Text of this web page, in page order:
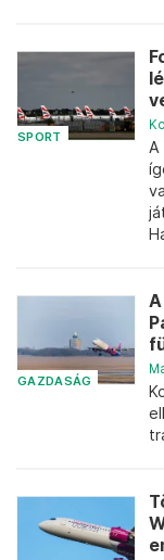
SPORT
A
GAZDASÁG